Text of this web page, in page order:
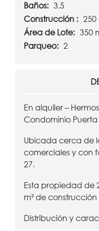
Baños: 3.5
Construcción : 250
Área de Lote: 350
Parqueo: 2
En alquiler –
Condominio
Ubicada cerca de
comerciales y con
27.
Esta propiedad de
m² de
Distribución y